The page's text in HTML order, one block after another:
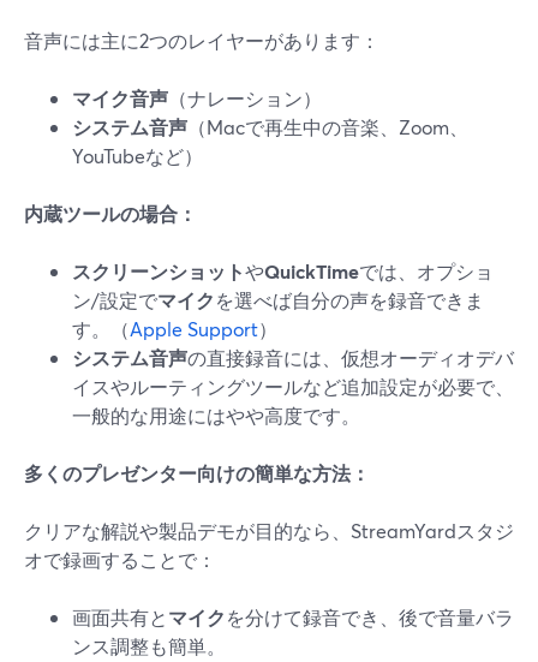
音声には主に2つのレイヤーがあります：
マイク音声 （ナレーション）
システム音声 （Macで再生中の音楽、Zoom、
YouTubeなど）
内蔵ツールの場合：
スクリーンショットやQuickTimeでは、オプショ
ン/設定でマイクを選べば自分の声を録音できま
す。（Apple Support）
システム音声の直接録音には、仮想オーディオデバ
イスやルーティングツールなど追加設定が必要で、
一般的な用途にはやや高度です。
多くのプレゼンター向けの簡単な方法：
クリアな解説や製品デモが目的なら、StreamYardスタジ
オで録画することで：
画面共有とマイクを分けて録音でき、後で音量バラ
ンス調整も簡単。